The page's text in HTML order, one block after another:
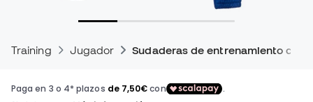
Training Jugador Sudaderas de entrenamiento de